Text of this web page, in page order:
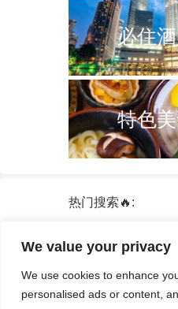
We value your privacy
We use cookies to enhance
personalised ads or content,
必住
特色
热门搜索🔥:
泰国
中国
签证
酒店